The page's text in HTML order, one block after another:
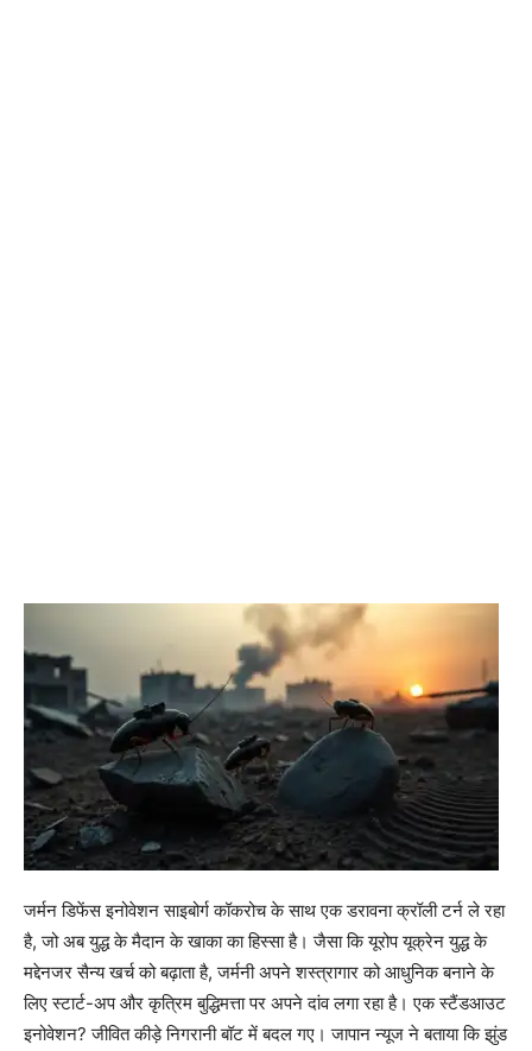
जर्मन डिफेंस इनोवेशन साइबोर्ग कॉकरोच के साथ एक डरावना क्रॉली टर्न ले रहा
है, जो अब युद्ध के मैदान के खाका का हिस्सा है।जैसा कि यूरोप यूक्रेन युद्ध के
मद्देनजर सैन्य खर्च को बढ़ाता है, जर्मनी अपने शस्त्रागार को आधुनिक बनाने के
लिए स्टार्ट-अप और कृत्रिम बुद्धिमत्ता पर अपने दांव लगा रहा है। एक स्टैंडआउट
इनोवेशन? जीवित कीड़े निगरानी बॉट में बदल गए।जापान न्यूज ने बताया कि झुंड